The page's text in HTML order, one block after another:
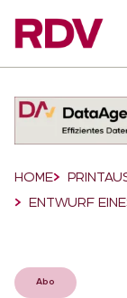
Breadcrumb-
HOME
ENTWURF
Abo